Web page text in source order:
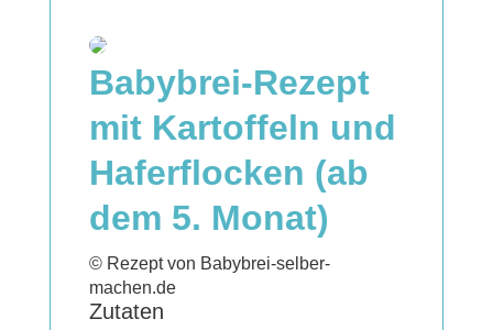
Babybrei-Rezept
mit Kartoffeln und
Haferflocken (ab
dem 5. Monat)
© Rezept von Babybrei-selber-
machen.de
Zutaten